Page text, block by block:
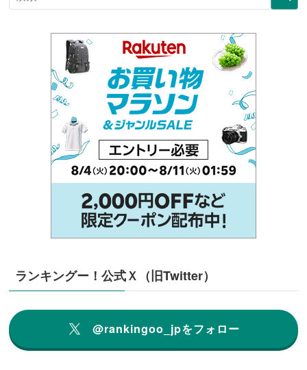
ランキングー！公式Ｘ（旧Twitter）
@rankingoo_jpをフォロー